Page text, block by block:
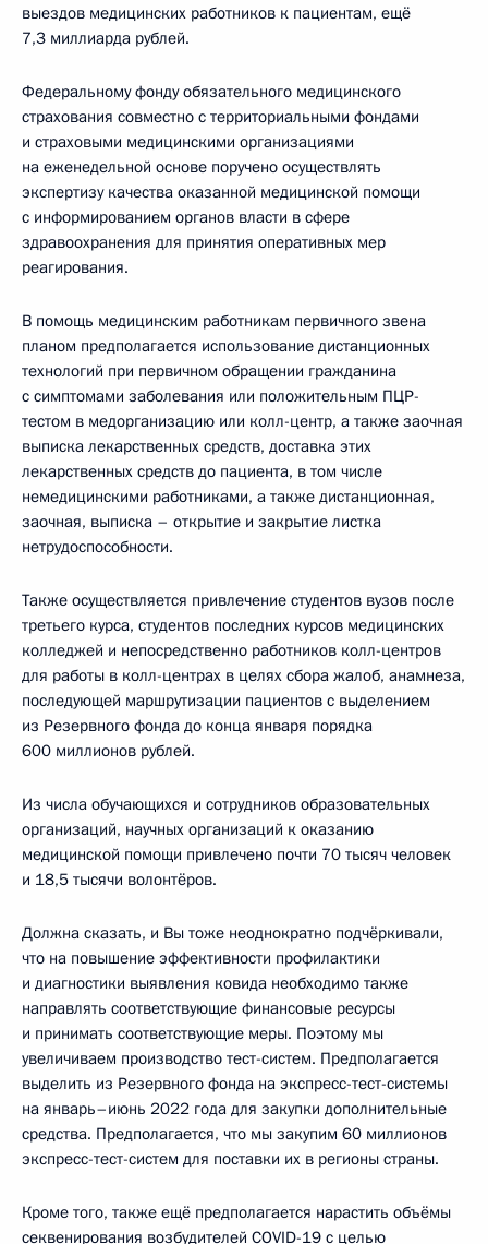
выездов медицинских работников к пациентам, ещё
7,3 миллиарда рублей.
Федеральному фонду обязательного медицинского
страхования совместно с территориальными фондами
и страховыми медицинскими организациями
на еженедельной основе поручено осуществлять
экспертизу качества оказанной медицинской помощи
с информированием органов власти в сфере
здравоохранения для принятия оперативных мер
реагирования.
В помощь медицинским работникам первичного звена
планом предполагается использование дистанционных
технологий при первичном обращении гражданина
с симптомами заболевания или положительным ПЦР-
тестом в медорганизацию или колл-центр, а также заочная
выписка лекарственных средств, доставка этих
лекарственных средств до пациента, в том числе
немедицинскими работниками, а также дистанционная,
заочная, выписка – открытие и закрытие листка
нетрудоспособности.
Также осуществляется привлечение студентов вузов после
третьего курса, студентов последних курсов медицинских
колледжей и непосредственно работников колл-центров
для работы в колл-центрах в целях сбора жалоб, анамнеза,
последующей маршрутизации пациентов с выделением
из Резервного фонда до конца января порядка
600 миллионов рублей.
Из числа обучающихся и сотрудников образовательных
организаций, научных организаций к оказанию
медицинской помощи привлечено почти 70 тысяч человек
и 18,5 тысячи волонтёров.
Должна сказать, и Вы тоже неоднократно подчёркивали,
что на повышение эффективности профилактики
и диагностики выявления ковида необходимо также
направлять соответствующие финансовые ресурсы
и принимать соответствующие меры. Поэтому мы
увеличиваем производство тест-систем. Предполагается
выделить из Резервного фонда на экспресс-тест-системы
на январь–июнь 2022 года для закупки дополнительные
средства. Предполагается, что мы закупим 60 миллионов
экспресс-тест-систем для поставки их в регионы страны.
Кроме того, также ещё предполагается нарастить объёмы
секвенирования возбудителей COVID-19 с целью